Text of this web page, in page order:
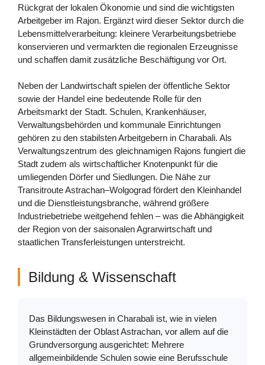
Rückgrat der lokalen Ökonomie und sind die wichtigsten
Arbeitgeber im Rajon. Ergänzt wird dieser Sektor durch die
Lebensmittelverarbeitung: kleinere Verarbeitungsbetriebe
konservieren und vermarkten die regionalen Erzeugnisse
und schaffen damit zusätzliche Beschäftigung vor Ort.
Neben der Landwirtschaft spielen der öffentliche Sektor
sowie der Handel eine bedeutende Rolle für den
Arbeitsmarkt der Stadt. Schulen, Krankenhäuser,
Verwaltungsbehörden und kommunale Einrichtungen
gehören zu den stabilsten Arbeitgebern in Charabali. Als
Verwaltungszentrum des gleichnamigen Rajons fungiert die
Stadt zudem als wirtschaftlicher Knotenpunkt für die
umliegenden Dörfer und Siedlungen. Die Nähe zur
Transitroute Astrachan–Wolgograd fördert den Kleinhandel
und die Dienstleistungsbranche, während größere
Industriebetriebe weitgehend fehlen – was die Abhängigkeit
der Region von der saisonalen Agrarwirtschaft und
staatlichen Transferleistungen unterstreicht.
Bildung & Wissenschaft
Das Bildungswesen in Charabali ist, wie in vielen
Kleinstädten der Oblast Astrachan, vor allem auf die
Grundversorgung ausgerichtet: Mehrere
allgemeinbildende Schulen sowie eine Berufsschule